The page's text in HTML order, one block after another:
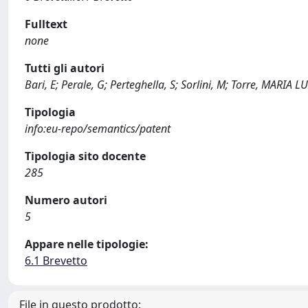
Fulltext
none
Tutti gli autori
Bari, E; Perale, G; Perteghella, S; Sorlini, M; Torre, MARIA
Tipologia
info:eu-repo/semantics/patent
Tipologia sito docente
285
Numero autori
5
Appare nelle tipologie:
6.1 Brevetto
File in questo prodotto: